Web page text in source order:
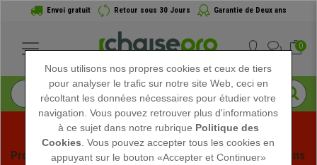
Envoi gratuit Retour sous 30 Jours Garantie de Deux ans
0
Profitez des soldes d'été chez Chaisepro ! Des réductions
Nous utilisons nos propres cookies et ceux de tiers
pour analyser le trafic sur notre site Web, ceci en
récoltant les données nécessaires pour étudier votre
navigation. Vous pouvez retrouver plus d'informations
à ce sujet dans notre rubrique Politique des
Cookies . Vous pouvez accepter tous les cookies en
appuyant sur le bouton «Accepter et Continuer»